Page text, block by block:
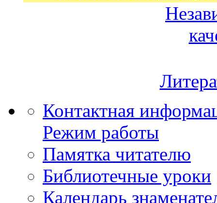
Контактная
Режим работы
Памятка читателю
Библиотечные уроки
Календарь